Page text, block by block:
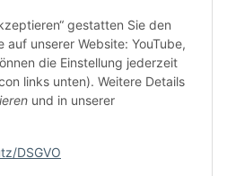
gestatten Sie den
auf unserer Website: YouTube,
die Einstellung jederzeit
links unten). Weitere Details
und in unserer
DSGVO